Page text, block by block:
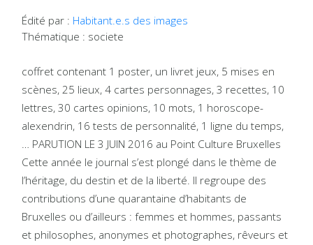
Édité par : Habitant.e.s des images
Thématique : societe
coffret contenant 1 poster, un livret jeux, 5 mises en
scènes, 25 lieux, 4 cartes personnages, 3 recettes, 10
lettres, 30 cartes opinions, 10 mots, 1 horoscope-
alexendrin, 16 tests de personnalité, 1 ligne du temps,
… PARUTION LE 3 JUIN 2016 au Point Culture Bruxelles
Cette année le journal s’est plongé dans le thème de
l’héritage, du destin et de la liberté. Il regroupe des
contributions d’une quarantaine d’habitants de
Bruxelles ou d’ailleurs : femmes et hommes, passants
et philosophes, anonymes et photographes, rêveurs et